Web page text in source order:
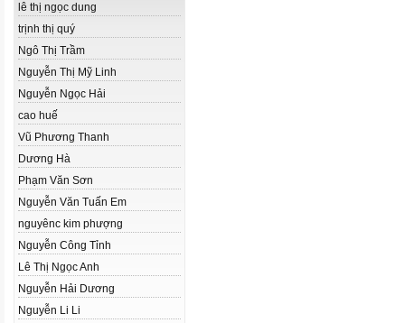
lê thị ngọc dung
trịnh thị quý
Ngô Thị Trầm
Nguyễn Thị Mỹ Linh
Nguyễn Ngọc Hải
cao huế
Vũ Phương Thanh
Dương Hà
Phạm Văn Sơn
Nguyễn Văn Tuấn Em
nguyênc kim phượng
Nguyễn Công Tỉnh
Lê Thị Ngọc Anh
Nguyễn Hải Dương
Nguyễn Li Li